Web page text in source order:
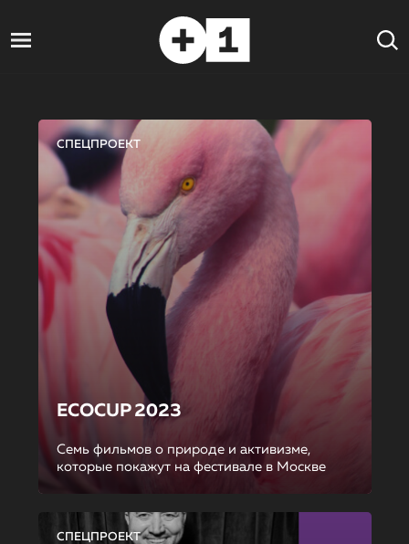
СПЕЦПРОЕКТ
ECOCUP 2023
Семь фильмов о природе и активизме,
которые покажут на фестивале в Москве
СПЕЦПРОЕКТ